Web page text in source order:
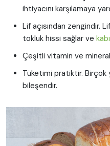
ihtiyacını karşılamaya
Lif açısından zengindir.
tokluk hissi sağlar ve
Çeşitli vitamin ve
Tüketimi pratiktir.
bileşendir.